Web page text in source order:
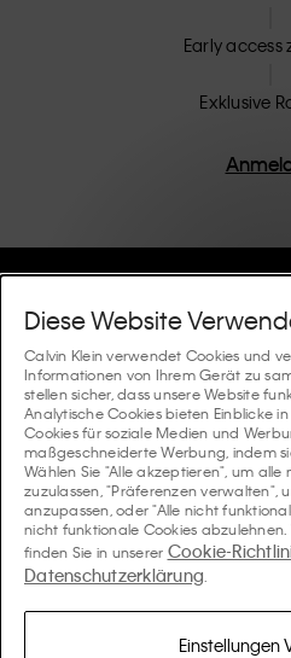
Early access
Exklusive
Bestellstatus
Bestellungen und Versand
Rücksendungen und
Zahlung
Grössen-guide
Kollektionen
#MYCALVINS
Calvin Klein Collection
Calvin Klein Underwear
Calvin Klein Sport
Tipps Und Guides
Der Underwear-Guide für
Der Underwear-Guide für Herren
Passform-Guide für Denims
Über Uns
Über Calvin Klein
Informationen zum
Sprache / Land
Diese Website
Calvin Klein verwendet Cookies und
Informationen von Ihrem Gerät zu
stellen sicher, dass unsere Website
Analytische Cookies bieten Einblicke
Cookies für soziale Medien und
maßgeschneiderte Werbung, indem
Wählen Sie "Alle akzeptieren", um
zuzulassen, "Präferenzen verwalten",
anzupassen, oder "Alle nicht
nicht funktionale Cookies
finden Sie in unserer Cookie-
Datenschutzerklärung
Einstellungen